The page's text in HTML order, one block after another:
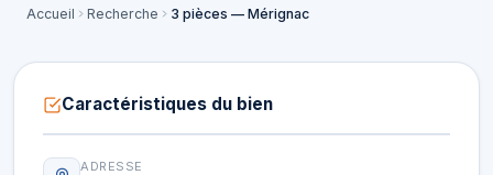
Accueil Recherche 3 pièces — Mérignac
Caractéristiques du bien
ADRESSE